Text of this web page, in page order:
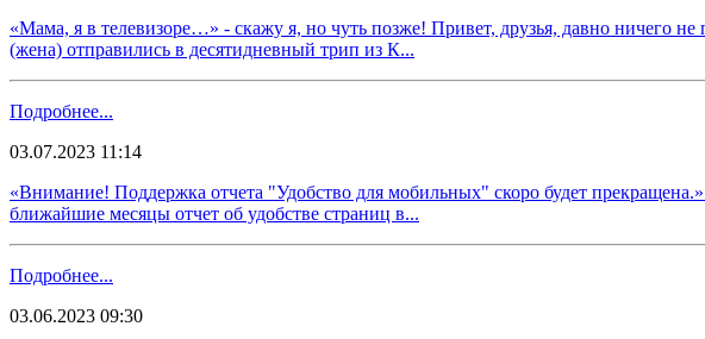
​​«Мама, я в телевизоре…» - скажу я, но чуть позже! Привет, друзья, давно ничего
(жена) отправились в десятидневный трип из К...
Подробнее...
03.07.2023 11:14
​​«Внимание! Поддержка отчета "Удобство для мобильных" скоро будет
ближайшие месяцы отчет об удобстве страниц в...
Подробнее...
03.06.2023 09:30